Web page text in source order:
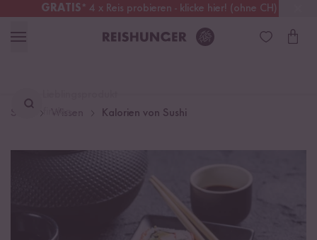
GRATIS* 4 x Reis probieren - klicke hier! (ohne CH)
Deutschland Kostenloser Versand
finden ...
Kalorien von Sushi